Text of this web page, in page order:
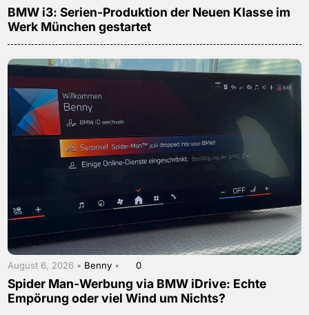
BMW i3: Serien-Produktion der Neuen Klasse im
Werk München gestartet
August 6, 2026 • Benny • 0
Spider Man-Werbung via BMW iDrive: Echte
Empörung oder viel Wind um Nichts?